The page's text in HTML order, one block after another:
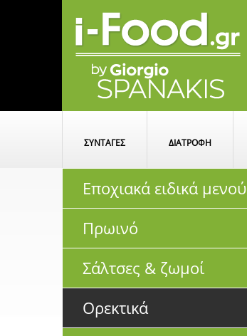
ΣΥΝΤΑΓΕΣ ΔΙΑΤΡΟΦΗ
Εποχιακά ειδικά μενού
Πρωινό
Σάλτσες & ζωμοί
Ορεκτικά